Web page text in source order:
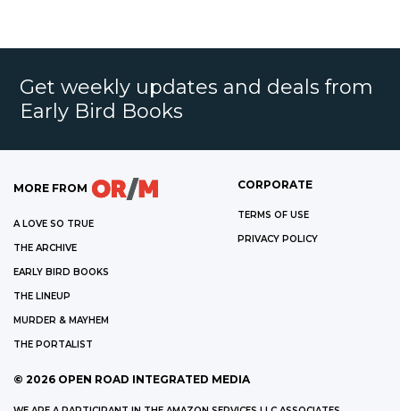
Get weekly updates and deals from
Early Bird Books
MORE FROM
A LOVE SO TRUE
THE ARCHIVE
EARLY BIRD BOOKS
THE LINEUP
MURDER & MAYHEM
THE PORTALIST
CORPORATE
TERMS OF USE
PRIVACY POLICY
© 2026 OPEN ROAD INTEGRATED MEDIA